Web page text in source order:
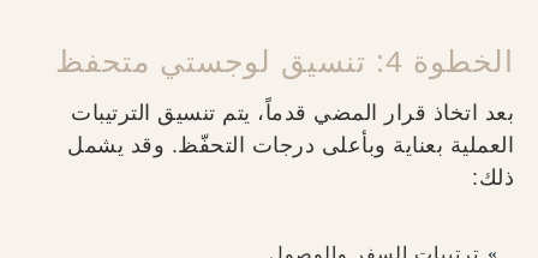
الخطوة 4: تنسيق لوجستي متحفظ
بعد اتخاذ قرار المضي قدماً، يتم تنسيق الترتيبات
العملية بعناية وبأعلى درجات التحفّظ. وقد يشمل
ذلك:
ترتيبات السفر والوصول